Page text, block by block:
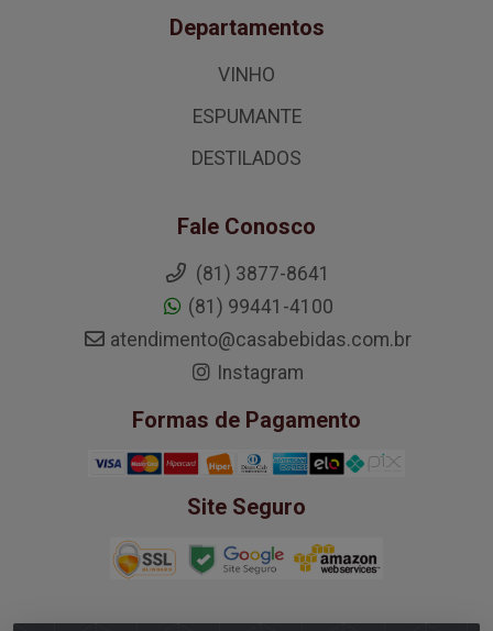
Departamentos
VINHO
ESPUMANTE
DESTILADOS
Fale Conosco
(81) 3877-8641
(81) 99441-4100
atendimento@casabebidas.com.br
Instagram
Formas de Pagamento
Site Seguro